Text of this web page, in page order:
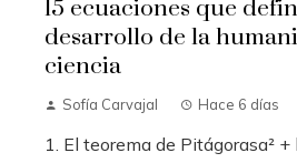
15 ecuaciones que
desarrollo de la
ciencia
Sofía Carvajal Hace 6 días
1. El teorema de Pitágorasa² +